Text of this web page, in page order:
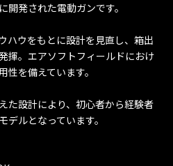
開発された電動ガンです。
ハウをもとに設計を見直し、箱出
揮。エアソフトフィールドにおけ
を備えています。
た設計により、初心者から経験者
デルとなっています。